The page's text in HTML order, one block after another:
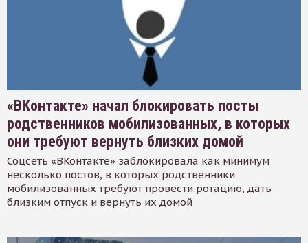
«ВКонтакте» начал блокировать посты
родственников мобилизованных, в которых
они требуют вернуть близких домой
Соцсеть «ВКонтакте» заблокировала как минимум
несколько постов, в которых родственники
мобилизованных требуют провести ротацию, дать
близким отпуск и вернуть их домой